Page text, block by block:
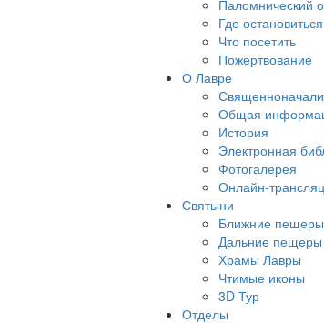
Паломнический
Где остановиться
Что посетить
Пожертвование
О Лавре
Общая
История
Электронная
Фотогалерея
Онлайн-
Святыни
Ближние пещеры
Дальние пещеры
Храмы Лавры
Чтимые иконы
3D Тур
Отделы